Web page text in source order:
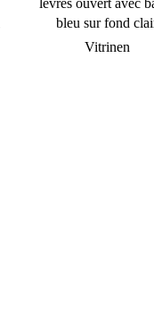
Vitrinen